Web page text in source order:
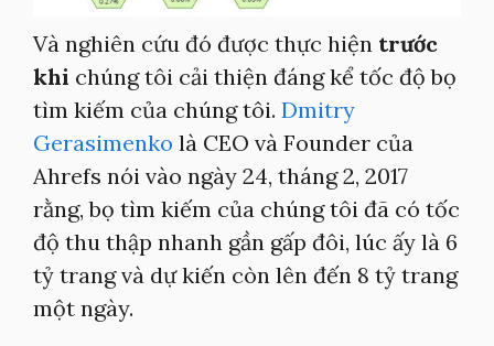
Và nghiên cứu đó được thực hiện trước
khi chúng tôi cải thiện đáng kể tốc độ bọ
tìm kiếm của chúng tôi. Dmitry
Gerasimenko là CEO và Founder của
Ahrefs nói vào ngày 24, tháng 2, 2017
rằng, bọ tìm kiếm của chúng tôi đã có tốc
độ thu thập nhanh gần gấp đôi, lúc ấy là 6
tỷ trang và dự kiến còn lên đến 8 tỷ trang
một ngày.